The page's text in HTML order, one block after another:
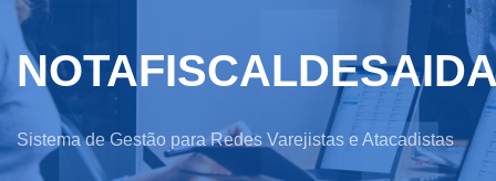
Sistema de Gestão para Redes Varejistas e Atacadistas